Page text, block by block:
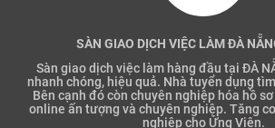
SÀN GIAO DỊCH VIỆC LÀM ĐÀ
Sàn giao dịch việc làm hàng đầu tại ĐÀ
nhanh chóng, hiệu quả. Nhà tuyển dụng
Bên cạnh đó còn chuyên nghiệp hóa hồ
online ấn tượng và chuyên nghiệp. Tăng
nghiệp cho Ứng Viên.